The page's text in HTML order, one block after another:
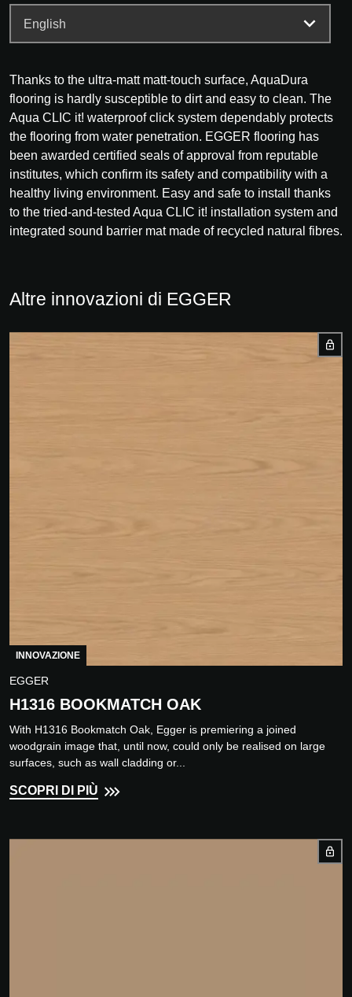
Thanks to the ultra-matt matt-touch surface, AquaDura
flooring is hardly susceptible to dirt and easy to clean. The
Aqua CLIC it! waterproof click system dependably protects
the flooring from water penetration. EGGER flooring has
been awarded certified seals of approval from reputable
institutes, which confirm its safety and compatibility with a
healthy living environment. Easy and safe to install thanks
to the tried-and-tested Aqua CLIC it! installation system and
integrated sound barrier mat made of recycled natural fibres.
Altre innovazioni di EGGER
INNOVAZIONE
EGGER
H1316 BOOKMATCH OAK
With H1316 Bookmatch Oak, Egger is premiering a joined
woodgrain image that, until now, could only be realised on large
surfaces, such as wall cladding or...
SCOPRI DI PIÙ